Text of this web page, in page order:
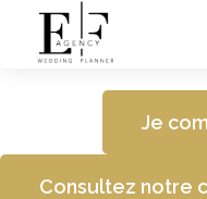
content
Je
Consultez notre